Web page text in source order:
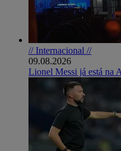
// Internacional //
09.08.2026
Lionel Messi já está na